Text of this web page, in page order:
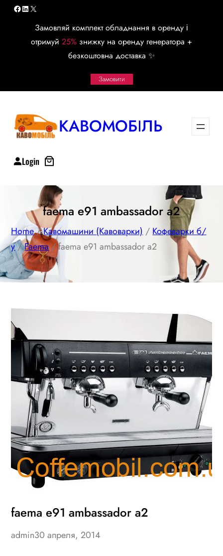
Перейти
содержимому
Facebook
LinkedIn
X
Замовляй комплект обладнання в оренду і
отримуй 25% знижку на оренду генератора +
безкоштовна доставка ✨
Замовити
КАВОМОБІЛЬ
Login
faema e91 ambassador a2
Home/Кавомашини (Кавоварки) / Кофеварки б/
у/Faema/ faema e91 ambassador a2
faema e91 ambassador a2
admin30 апреля, 2014